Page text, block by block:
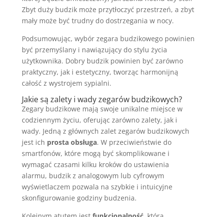
Zbyt duży budzik może przytłoczyć przestrzeń, a zbyt
mały może być trudny do dostrzegania w nocy.
Podsumowując, wybór zegara budzikowego powinien
być przemyślany i nawiązujący do stylu życia
użytkownika. Dobry budzik powinien być zarówno
praktyczny, jak i estetyczny, tworząc harmonijną
całość z wystrojem sypialni.
Jakie są zalety i wady zegarów budzikowych?
Zegary budzikowe mają swoje unikalne miejsce w
codziennym życiu, oferując zarówno zalety, jak i
wady. Jedną z głównych zalet zegarów budzikowych
jest ich prosta obsługa. W przeciwieństwie do
smartfonów, które mogą być skomplikowane i
wymagać czasami kilku kroków do ustawienia
alarmu, budzik z analogowym lub cyfrowym
wyświetlaczem pozwala na szybkie i intuicyjne
skonfigurowanie godziny budzenia.